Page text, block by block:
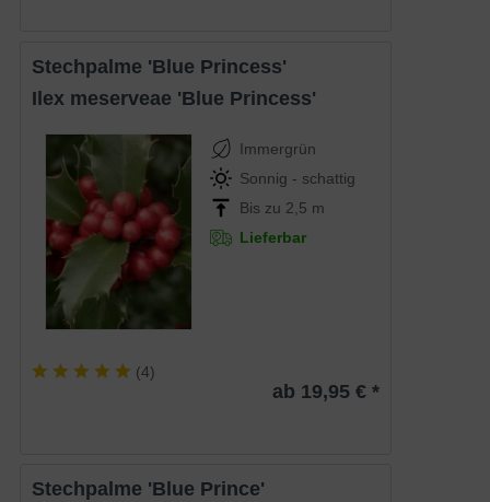
Stechpalme 'Blue Princess'
Ilex meserveae 'Blue Princess'
Immergrün
Sonnig - schattig
Bis zu 2,5 m
Lieferbar
(4)
ab 19,95 € *
Stechpalme 'Blue Prince'